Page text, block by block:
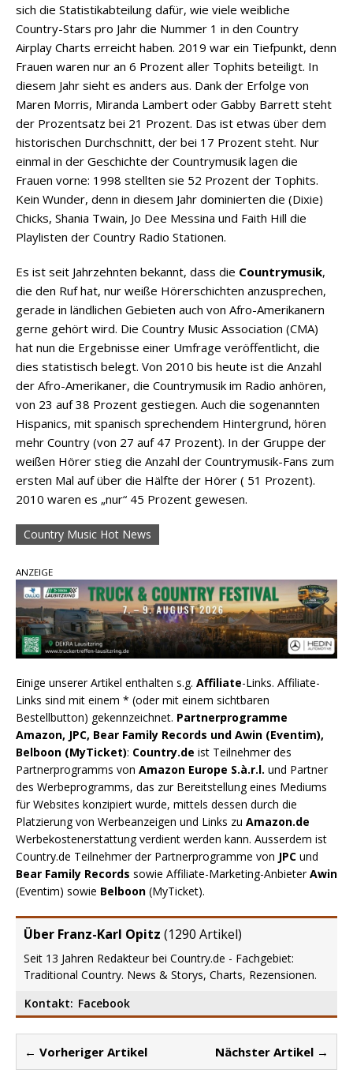
sich die Statistikabteilung dafür, wie viele weibliche
Country-Stars pro Jahr die Nummer 1 in den Country
Airplay Charts erreicht haben. 2019 war ein Tiefpunkt, denn
Frauen waren nur an 6 Prozent aller Tophits beteiligt. In
diesem Jahr sieht es anders aus. Dank der Erfolge von
Maren Morris, Miranda Lambert oder Gabby Barrett steht
der Prozentsatz bei 21 Prozent. Das ist etwas über dem
historischen Durchschnitt, der bei 17 Prozent steht. Nur
einmal in der Geschichte der Countrymusik lagen die
Frauen vorne: 1998 stellten sie 52 Prozent der Tophits.
Kein Wunder, denn in diesem Jahr dominierten die (Dixie)
Chicks, Shania Twain, Jo Dee Messina und Faith Hill die
Playlisten der Country Radio Stationen.
Es ist seit Jahrzehnten bekannt, dass die Countrymusik,
die den Ruf hat, nur weiße Hörerschichten anzusprechen,
gerade in ländlichen Gebieten auch von Afro-Amerikanern
gerne gehört wird. Die Country Music Association (CMA)
hat nun die Ergebnisse einer Umfrage veröffentlicht, die
dies statistisch belegt. Von 2010 bis heute ist die Anzahl
der Afro-Amerikaner, die Countrymusik im Radio anhören,
von 23 auf 38 Prozent gestiegen. Auch die sogenannten
Hispanics, mit spanisch sprechendem Hintergrund, hören
mehr Country (von 27 auf 47 Prozent). In der Gruppe der
weißen Hörer stieg die Anzahl der Countrymusik-Fans zum
ersten Mal auf über die Hälfte der Hörer ( 51 Prozent).
2010 waren es „nur“ 45 Prozent gewesen.
Country Music Hot News
ANZEIGE
Einige unserer Artikel enthalten s.g. Affiliate-Links. Affiliate-
Links sind mit einem * (oder mit einem sichtbaren
Bestellbutton) gekennzeichnet. Partnerprogramme
Amazon, JPC, Bear Family Records und Awin (Eventim),
Belboon (MyTicket): Country.de ist Teilnehmer des
Partnerprogramms von Amazon Europe S.à.r.l. und Partner
des Werbeprogramms, das zur Bereitstellung eines Mediums
für Websites konzipiert wurde, mittels dessen durch die
Platzierung von Werbeanzeigen und Links zu Amazon.de
Werbekostenerstattung verdient werden kann. Ausserdem ist
Country.de Teilnehmer der Partnerprogramme von JPC und
Bear Family Records sowie Affiliate-Marketing-AnbieterAwin
(Eventim) sowie Belboon (MyTicket).
Über Franz-Karl Opitz (1290 Artikel)
Seit 13 Jahren Redakteur bei Country.de - Fachgebiet:
Traditional Country. News & Storys, Charts, Rezensionen.
Kontakt: Facebook
← Vorheriger Artikel Nächster Artikel →